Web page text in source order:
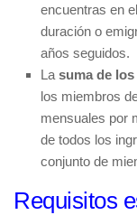
encuentras en
duración o
años seguidos.
La suma de
los miembros
mensuales por
de todos los
conjunto de
Requisitos